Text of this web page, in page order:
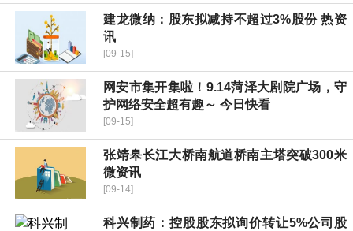
建龙微纳：股东拟减持不超过3%股份 热资
讯
[09-15]
网安市集开集啦！9.14菏泽大剧院广场，守
护网络安全超有趣～ 今日快看
[09-15]
张靖皋长江大桥南航道桥南主塔突破300米
微资讯
[09-14]
科兴制药：控股股东拟询价转让5%公司股